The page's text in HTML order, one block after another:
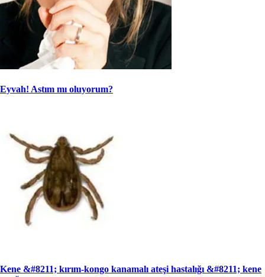
Eyvah! Astım mı oluyorum?
Kene &#8211; kırım-kongo kanamalı ateşi hastalığı &#8211; kene